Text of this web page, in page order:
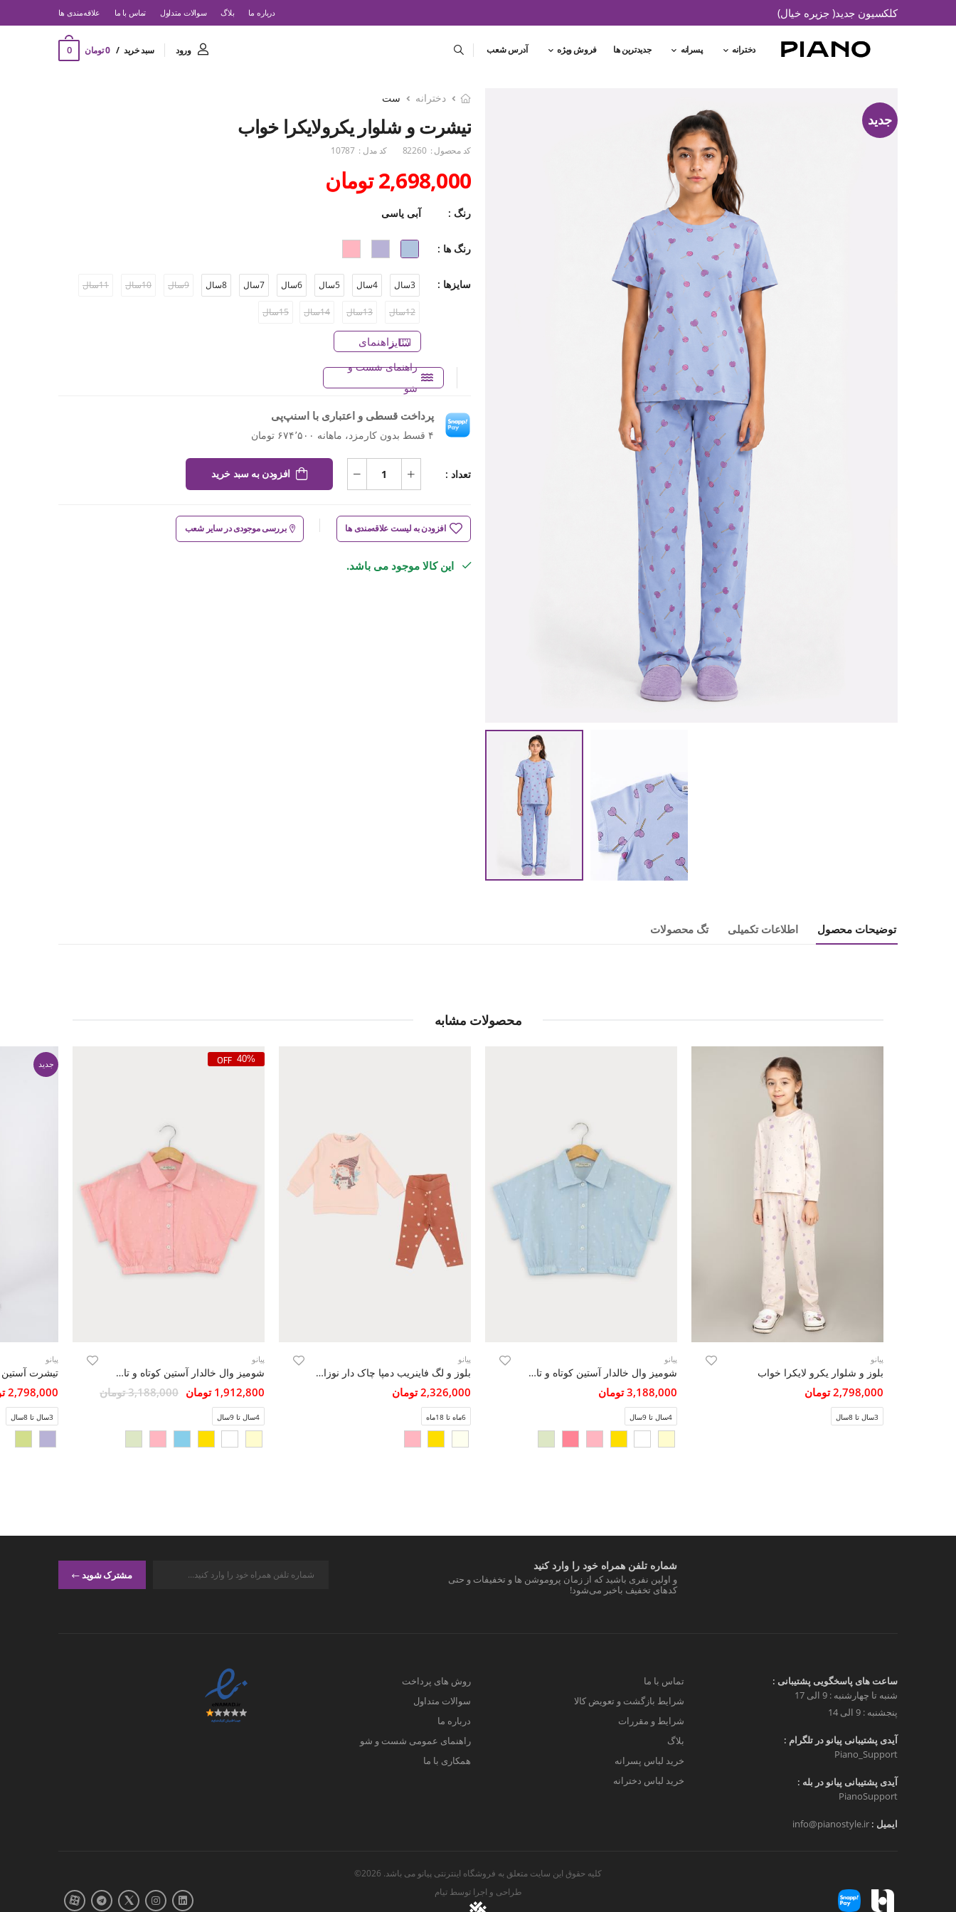
کلکسیون جدید( جزیره خیال) درباره ما بلاگ سوالات متداول تماس با ما ‌علاقه‌مندی ها
دخترانه پسرانه جدیدترین ها فروش ویژه آدرس شعب ورود سبد خرید 0 تومان 0
جدید
دخترانه ست
تیشرت و شلوار یکرولایکرا خواب
کد محصول : 82260 کد مدل : 10787
2,698,000 تومان
رنگ : آبی یاسی
رنگ ها :
سایزها : 3سال 4سال 5سال 6سال 7سال 8سال 9سال 10سال 11سال
12سال 13سال 14سال 15سال
راهنمای سایز
راهنمای شست و
شو
پرداخت قسطی و اعتباری با اسنپ‌پی
۴ قسط بدون کارمزد، ماهانه ۶۷۴٬۵۰۰ تومان
تعداد : افزودن به سبد خرید
افزودن به لیست علاقه‌مندی ها بررسی موجودی در سایر شعب
این کالا موجود می باشد.
توضیحات محصول اطلاعات تکمیلی تگ محصولات
محصولات مشابه
پیانو
بلوز و شلوار یکرو لایکرا خواب
2,798,000 تومان
3سال تا 8سال
پیانو
شومیز وال خالدار آستین کوتاه و تاپ یکرو لایکرا
3,188,000 تومان
4سال تا 9سال
پیانو
بلوز و لگ فاینریب دمپا چاک دار نوزادی
2,326,000 تومان
6ماه تا 18ماه
40%
پیانو
شومیز وال خالدار آستین کوتاه و تاپ یکرو لایکرا
1,912,800 تومان 3,188,000 تومان
4سال تا 9سال
جدید
پیانو
2,798,000 تومان
3سال تا 8سال
شماره تلفن همراه خود را وارد کنید
و اولین نفری باشید که از زمان پروموشن ها و تخفیفات و حتی
کدهای تخفیف باخبر می‌شود!
مشترک شوید
ساعت های پاسخگویی پشتیبانی :
شنبه تا چهارشنبه : 9 الی 17
پنجشنبه : 9 الی 14
آیدی پشتیبانی پیانو در تلگرام :
Piano_Support
آیدی پشتیبانی پیانو در بله :
PianoSupport
ایمیل : info@pianostyle.ir
تماس با ما
شرایط بازگشت و تعویض کالا
شرایط و مقررات
بلاگ
خرید لباس پسرانه
خرید لباس دخترانه
روش های پرداخت
سوالات متداول
درباره ما
راهنمای عمومی شست و شو
همکاری با ما
کلیه حقوق این سایت متعلق به فروشگاه اینترنتی پیانو می باشد. 2026©
طراحی و اجرا توسطتیام